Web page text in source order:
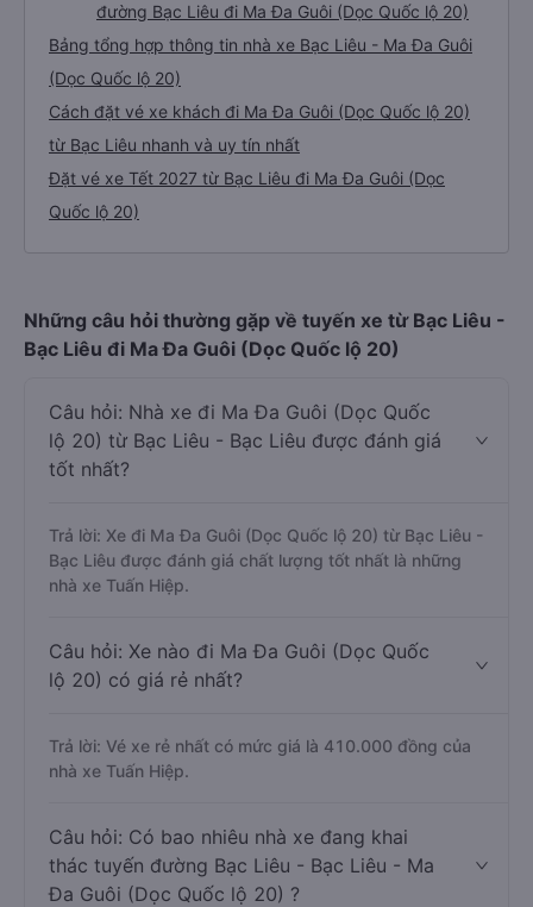
đường Bạc Liêu đi Ma Đa Guôi (Dọc Quốc lộ 20)
Bảng tổng hợp thông tin nhà xe Bạc Liêu - Ma Đa Guôi
(Dọc Quốc lộ 20)
Cách đặt vé xe khách đi Ma Đa Guôi (Dọc Quốc lộ 20)
từ Bạc Liêu nhanh và uy tín nhất
Đặt vé xe Tết 2027 từ Bạc Liêu đi Ma Đa Guôi (Dọc
Quốc lộ 20)
Những câu hỏi thường gặp về tuyến xe từ Bạc Liêu -
Bạc Liêu đi Ma Đa Guôi (Dọc Quốc lộ 20)
Câu hỏi: Nhà xe đi Ma Đa Guôi (Dọc Quốc
lộ 20) từ Bạc Liêu - Bạc Liêu được đánh giá
tốt nhất?
Trả lời: Xe đi Ma Đa Guôi (Dọc Quốc lộ 20) từ Bạc Liêu -
Bạc Liêu được đánh giá chất lượng tốt nhất là những
nhà xe Tuấn Hiệp.
Câu hỏi: Xe nào đi Ma Đa Guôi (Dọc Quốc
lộ 20) có giá rẻ nhất?
Trả lời: Vé xe rẻ nhất có mức giá là 410.000 đồng của
nhà xe Tuấn Hiệp.
Câu hỏi: Có bao nhiêu nhà xe đang khai
thác tuyến đường Bạc Liêu - Bạc Liêu - Ma
Đa Guôi (Dọc Quốc lộ 20) ?